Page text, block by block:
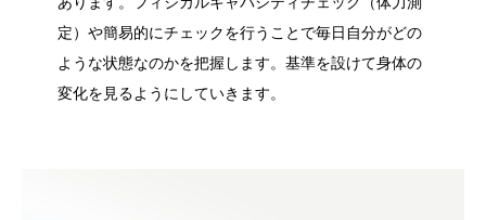
定）や簡易的にチェックを行うことで毎日自分がどの
ような状態なのかを把握します。基準を設けて身体の
変化を見るようにしていきます。